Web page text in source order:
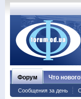
Форум
Сообщения за день
Что